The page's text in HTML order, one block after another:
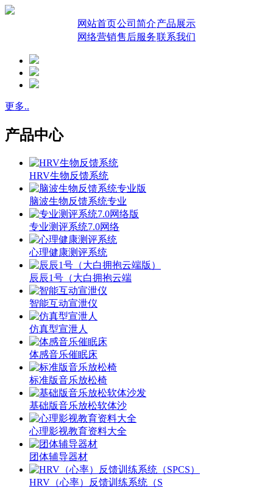
网站首页公司简介产品展示
网络营销售后服务联系我们
更多..
产品中心
HRV生物反馈系统
脑波生物反馈系统专业
专业测评系统7.0网络
心理健康测评系统
辰辰1号（大白拥抱云端
智能互动宣泄仪
仿真型宣泄人
体感音乐催眠床
标准版音乐放松椅
基础版音乐放松软体沙
心理影视教育资料大全
团体辅导器材
HRV（心率）反馈训练系统（S